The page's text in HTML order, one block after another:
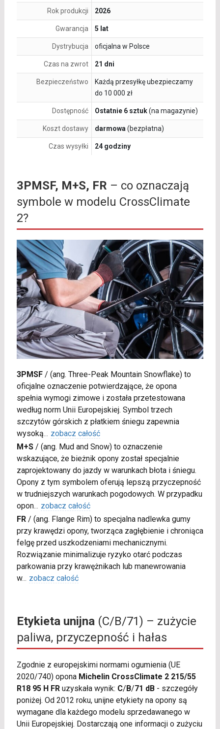
Rok produkcji 2026
Gwarancja 5 lat
Dystrybucja oficjalna w Polsce
Czas na zwrot 21 dni
Bezpieczeństwo
Każdą przesyłkę ubezpieczamy
do 10 000 zł
Dostępność Ostatnie 6 sztuk(na magazynie)
Koszt dostawy darmowa (bezpłatna)
Czas wysyłki 24 godziny
3PMSF, M+S, FR – co oznaczają
symbole w modelu CrossClimate
2?
3PMSF/ (ang. Three-Peak Mountain Snowflake) to
oficjalne oznaczenie potwierdzające, że opona
spełnia wymogi zimowe i została przetestowana
według norm Unii Europejskiej. Symbol trzech
szczytów górskich z płatkiem śniegu zapewnia
wysoką... zobacz całość
M+S/ (ang. Mud and Snow) to oznaczenie
wskazujące, że bieżnik opony został specjalnie
zaprojektowany do jazdy w warunkach błota i śniegu.
Opony z tym symbolem oferują lepszą przyczepność
w trudniejszych warunkach pogodowych. W przypadku
opon... zobacz całość
FR/ (ang. Flange Rim) to specjalna nadlewka gumy
przy krawędzi opony, tworząca zagłębienie i chroniąca
felgę przed uszkodzeniami mechanicznymi.
Rozwiązanie minimalizuje ryzyko otarć podczas
parkowania przy krawężnikach lub manewrowania
w... zobacz całość
Etykieta unijna(C/B/71) – zużycie
paliwa, przyczepność i hałas
Zgodnie z europejskimi normami ogumienia (UE
2020/740) opona Michelin CrossClimate 2 215/55
R18 95 H FRuzyskała wynik: C/B/71 dB- szczegóły
poniżej. Od 2012 roku, unijne etykiety na opony są
wymagane dla każdego modelu sprzedawanego w
Unii Europejskiej. Dostarczają one informacji o zużyciu